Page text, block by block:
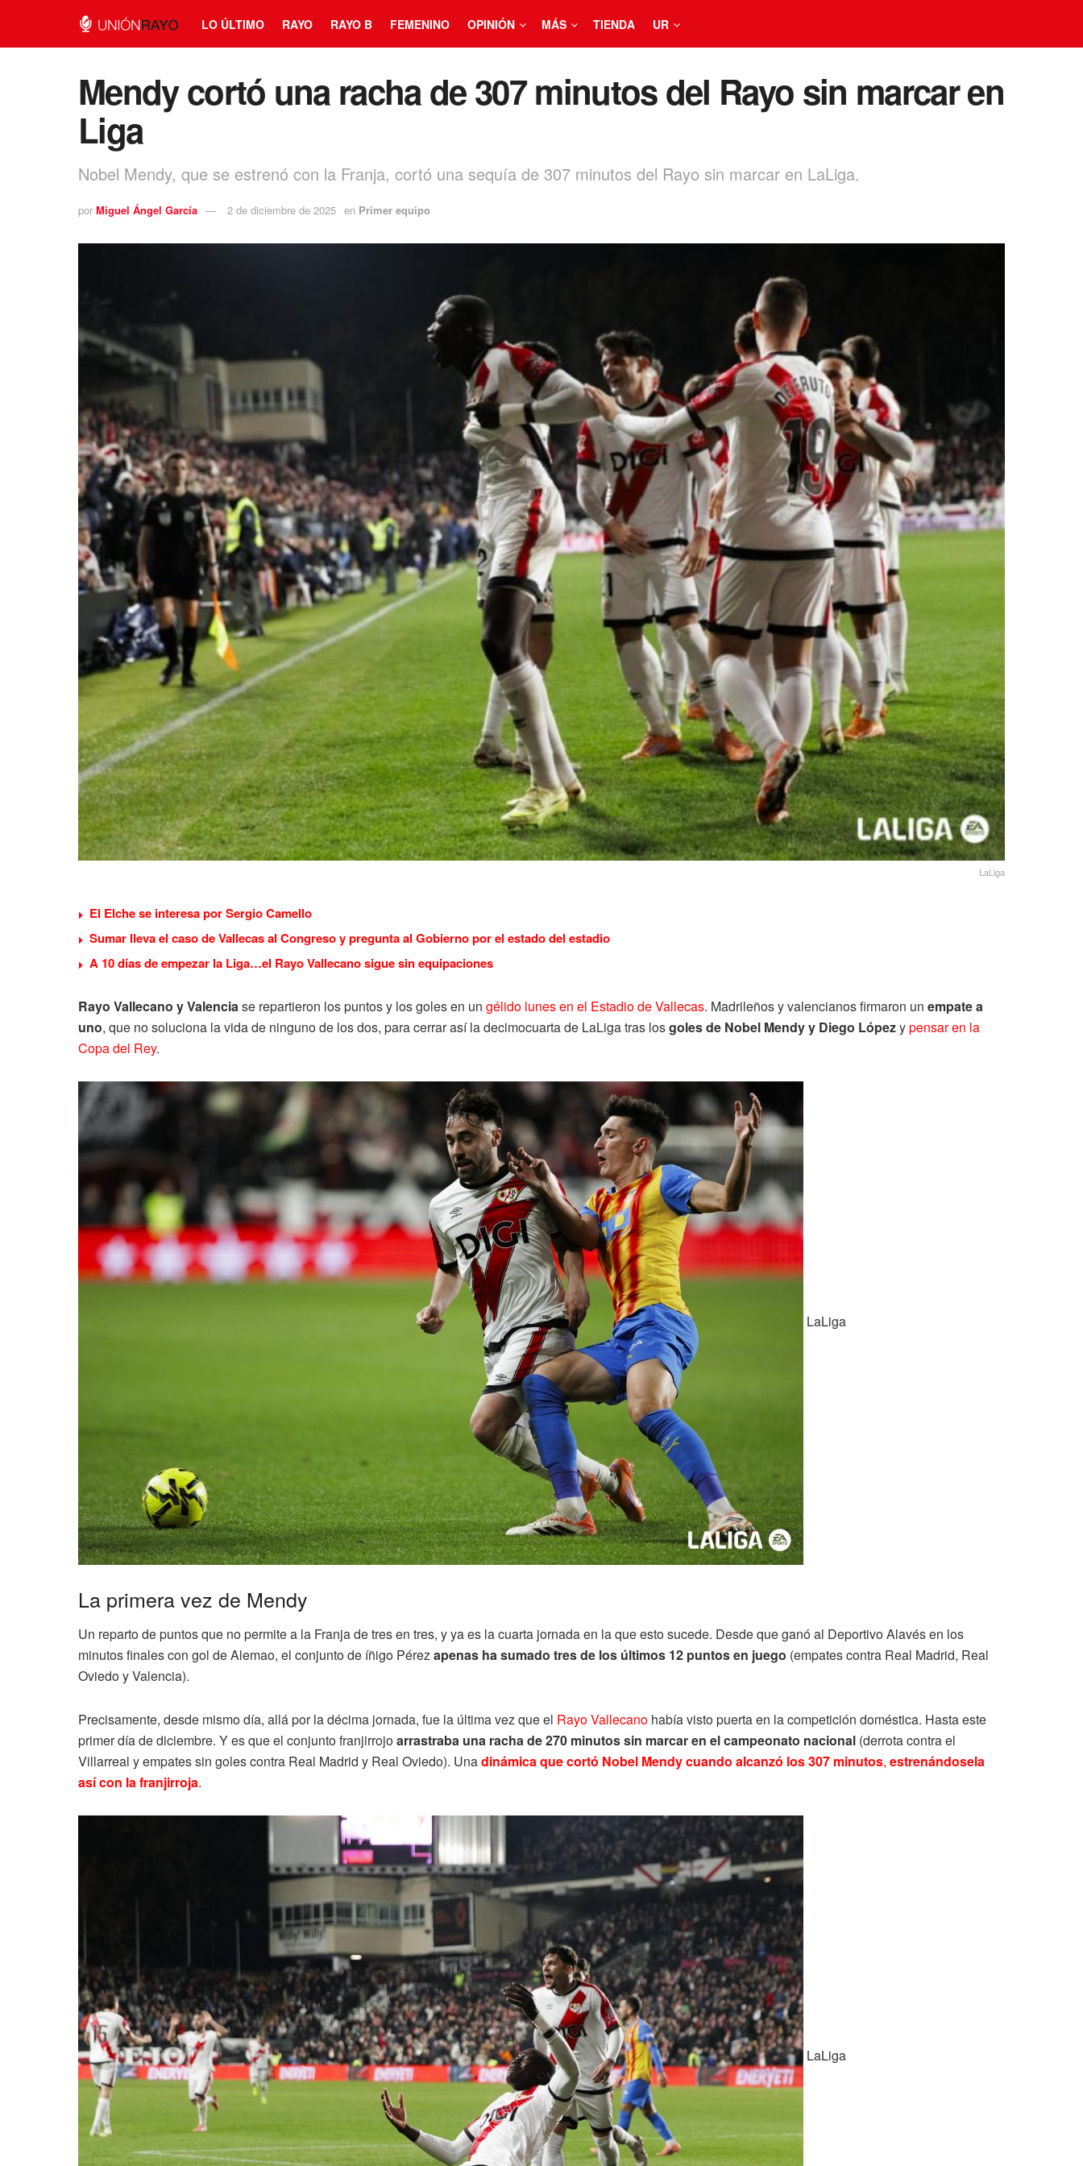
LO ÚLTIMO RAYO RAYO B FEMENINO OPINIÓN MÁS TIENDA UR
Mendy cortó una racha de 307 minutos del Rayo sin marcar en
Liga
Nobel Mendy, que se estrenó con la Franja, cortó una sequía de 307 minutos del Rayo sin marcar en LaLiga.
por Miguel Ángel García 2 de diciembre de 2025 en Primer equipo
LaLiga
El Elche se interesa por Sergio Camello
Sumar lleva el caso de Vallecas al Congreso y pregunta al Gobierno por el estado del estadio
A 10 días de empezar la Liga…el Rayo Vallecano sigue sin equipaciones
Rayo Vallecano y Valenciase repartieron los puntos y los goles en un gélido lunes en el Estadio de Vallecas. Madrileños y valencianos firmaron un empate a
uno, que no soluciona la vida de ninguno de los dos, para cerrar así la decimocuarta de LaLiga tras losgoles de Nobel Mendy y Diego Lópezypensar en la
Copa del Rey.
LaLiga
La primera vez de Mendy
Un reparto de puntos que no permite a la Franja de tres en tres, y ya es la cuarta jornada en la que esto sucede. Desde que ganó al Deportivo Alavés en los
minutos finales con gol de Alemao, el conjunto de íñigo Pérezapenas ha sumado tres de los últimos 12 puntos en juego (empates contra Real Madrid, Real
Oviedo y Valencia).
Precisamente, desde mismo día, allá por la décima jornada, fue la última vez que el Rayo Vallecano había visto puerta en la competición doméstica. Hasta este
primer día de diciembre. Y es que el conjunto franjirrojoarrastraba una racha de 270 minutos sin marcar en el campeonato nacional (derrota contra el
Villarreal y empates sin goles contra Real Madrid y Real Oviedo). Unadinámica que cortó Nobel Mendy cuando alcanzó los 307 minutos, estrenándosela
así con la franjirroja.
LaLiga